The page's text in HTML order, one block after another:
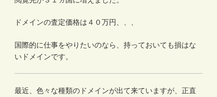
ドメインの査定価格は４０万円、、、
国際的に仕事をやりたいのなら、持っておいても損はな
いドメインです。
最近、色々な種類のドメインが出て来ていますが、正直